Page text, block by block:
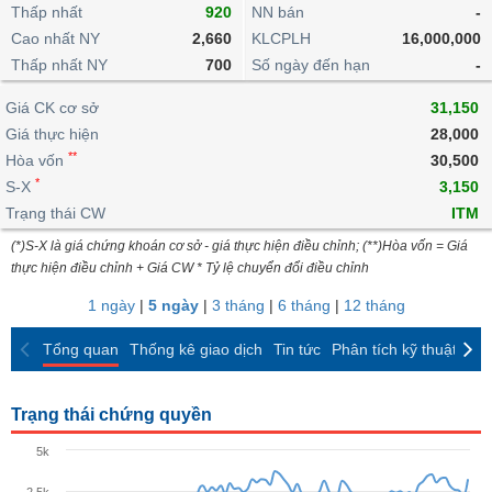
lỗ
dịch
nội
Niên
giám
Tài
liệu
cổ
Định
giá
ngoài
doanh
Top
cổ
phiếu
ngành
giao
dịch
dịch
Chứng
quyền
quan
Thống
giao
dịch
Thống
giao
dịch
Tin
tức
Phân
tích
kỹ
thuật
trực
tuyến
Bộ
lọc
cổ
So
sánh
Báo
cáo
Vĩ
mô
lai
Chứng
quyền
Trái
phiếu
IR
Awards
tạo
Dịch
vụ
Thấp nhất
920
Cao nhất NY
2,660
Thấp nhất NY
700
NN bán
-
KLCPLH
16,000,000
Số ngày đến hạn
-
Giá CK cơ sở
31,150
Giá thực hiện
28,000
Hòa vốn **
30,500
S-X *
3,150
Trạng thái CW
ITM
(*)S-X là giá chứng khoán cơ sở - giá thực hiện điều chỉnh; (**)Hòa vốn = Giá
thực hiện điều chỉnh + Giá CW * Tỷ lệ chuyển đổi điều chỉnh
1 ngày| 5 ngày| 3 tháng | 6 tháng | 12 tháng
Tổng quan Thống kê giao dịch Tin tức Phân tích kỹ thuật
Trạng thái chứng quyền
5k
BẤT
ĐỘNG
SẢN
TÀI
CHÍNH
HÀNG
KINH
GIỚI